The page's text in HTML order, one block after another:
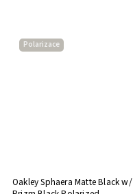
Polarizace
Oakley Sphaera Matte Black w/